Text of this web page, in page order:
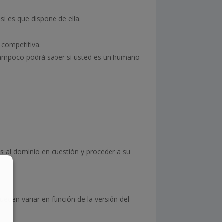
es que dispone de ella.
podrá saber si usted es un humano
al dominio en cuestión y proceder a su
variar en función de la versión del